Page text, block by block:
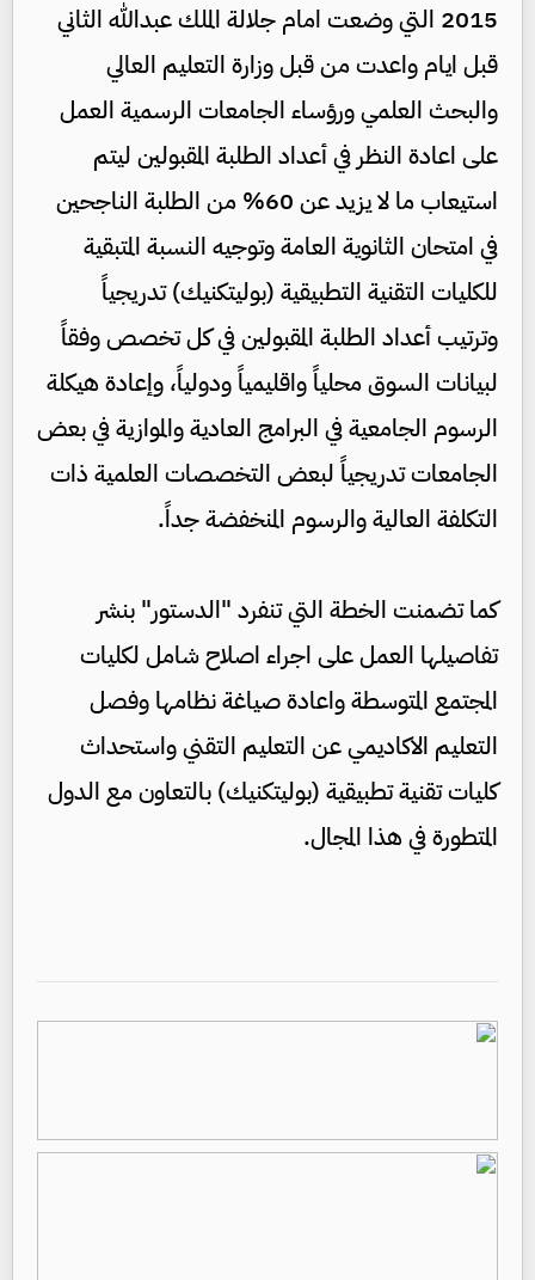
2015 التي وضعت امام جلالة الملك عبدالله الثاني
قبل ايام واعدت من قبل وزارة التعليم العالي
والبحث العلمي ورؤساء الجامعات الرسمية العمل
على اعادة النظر في أعداد الطلبة المقبولين ليتم
استيعاب ما لا يزيد عن 60% من الطلبة الناجحين
في امتحان الثانوية العامة وتوجيه النسبة المتبقية
للكليات التقنية التطبيقية (بوليتكنيك) تدريجياً
وترتيب أعداد الطلبة المقبولين في كل تخصص وفقاً
لبيانات السوق محلياً واقليمياً ودولياً، وإعادة هيكلة
الرسوم الجامعية في البرامج العادية والموازية في بعض
الجامعات تدريجياً لبعض التخصصات العلمية ذات
التكلفة العالية والرسوم المنخفضة جداً.
كما تضمنت الخطة التي تنفرد "الدستور" بنشر
تفاصيلها العمل على اجراء اصلاح شامل لكليات
المجتمع المتوسطة واعادة صياغة نظامها وفصل
التعليم الاكاديمي عن التعليم التقني واستحداث
كليات تقنية تطبيقية (بوليتكنيك) بالتعاون مع الدول
المتطورة في هذا المجال.